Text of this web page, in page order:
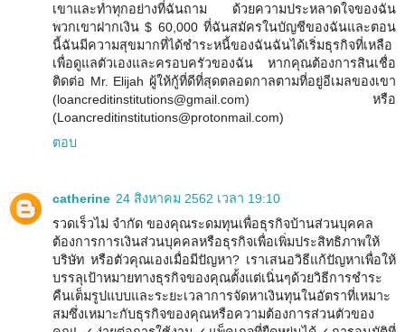
เขาและทำทุกอย่างที่ฉันถาม ด้วยความประหลาดใจของฉัน
พวกเขาฝากเงิน $ 60,000 ที่ฉันสมัครในบัญชีของฉันและตอน
นี้ฉันมีความสุขมากที่ได้ชำระหนี้ของฉันฉันได้เริ่มธุรกิจที่เหลือ
เพื่อดูแลตัวเองและครอบครัวของฉัน หากคุณต้องการสินเชื่อ
ติดต่อ Mr. Elijah ผู้ให้กู้ที่ดีที่สุดตลอดกาลตามที่อยู่อีเมลของเขา
(loancreditinstitutions@gmail.com) หรือ
(Loancreditinstitutions@protonmail.com)
ตอบ
catherine 24 สิงหาคม 2562 เวลา 19:10
รวดเร็วไม่ จำกัด ของคุณระดมทุนเพื่อธุรกิจบ้านส่วนบุคคล
ต้องการการเงินส่วนบุคคลหรือธุรกิจเพื่อเพิ่มประสิทธิภาพให้
บริษัท หรือตัวคุณเองเมื่อมีปัญหา? เราเสนอวิธีแก้ปัญหาเพื่อให้
บรรลุเป้าหมายทางธุรกิจของคุณตั้งแต่เนิ่นๆด้วยวิธีการชำระ
คืนเต็มรูปแบบและระยะเวลาการจัดหาเงินทุนในอัตราที่เหมาะ
สมซึ่งเหมาะกับธุรกิจของคุณหรือความต้องการส่วนตัวของ